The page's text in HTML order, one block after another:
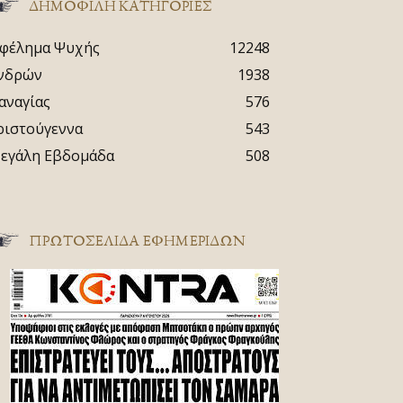
ΔΗΜΟΦΙΛΗ ΚΑΤΗΓΟΡΙΕΣ
Ψυχής
12248
1938
576
543
Εβδομάδα
508
ΠΡΩΤΟΣΈΛΙΔΑ ΕΦΗΜΕΡΊΔΩΝ